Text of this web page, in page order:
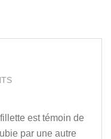
est témoin de
par une autre